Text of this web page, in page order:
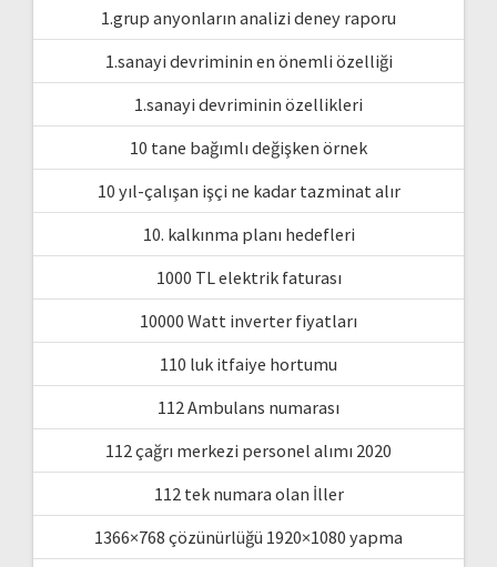
1.grup anyonların analizi deney raporu
1.sanayi devriminin en önemli özelliği
1.sanayi devriminin özellikleri
10 tane bağımlı değişken örnek
10 yıl-çalışan işçi ne kadar tazminat alır
10. kalkınma planı hedefleri
1000 TL elektrik faturası
10000 Watt inverter fiyatları
110 luk itfaiye hortumu
112 Ambulans numarası
112 çağrı merkezi personel alımı 2020
112 tek numara olan İller
1366×768 çözünürlüğü 1920×1080 yapma